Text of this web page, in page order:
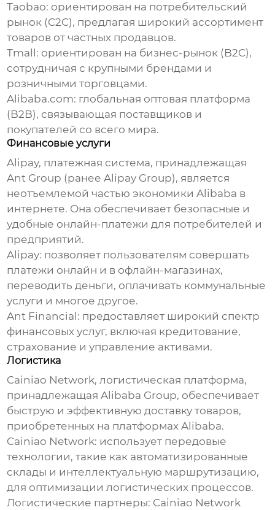
Taobao: ориентирован на потребительский
рынок (C2C), предлагая широкий ассортимент
товаров от частных продавцов.
Tmall : ориентирован на бизнес-рынок (B2C),
сотрудничая с крупными брендами и
розничными торговцами.
Alibaba.com: глобальная оптовая платформа
(B2B), связывающая поставщиков и
покупателей со всего мира.
Финансовые услуги
Alipay, платежная система, принадлежащая
Ant Group (ранее Alipay Group), является
неотъемлемой частьюэкономики Alibaba в
интернете. Она обеспечивает безопасные и
удобные онлайн-платежи для потребителей и
предприятий.
Alipay: позволяет пользователям совершать
платежи онлайн и в офлайн-магазинах,
переводить деньги, оплачивать коммунальные
услуги и многое другое.
Ant Financial : предоставляет широкий спектр
финансовых услуг, включая кредитование,
страхование и управление активами.
Логистика
Cainiao Network, логистическая платформа,
принадлежащая Alibaba Group, обеспечивает
быструю и эффективную доставку товаров,
приобретенных на платформах Alibaba.
Cainiao Network: использует передовые
технологии, такие как автоматизированные
склады и интеллектуальную маршрутизацию,
для оптимизации логистических процессов.
Логистические партнеры: Cainiao Network